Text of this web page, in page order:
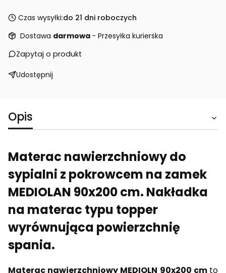
Czas wysyłki:do 21 dni roboczych
Dostawa darmowa - Przesyłka kurierska
Zapytaj o produkt
Udostępnij
Opis
Materac nawierzchniowy do
sypialni z pokrowcem na zamek
MEDIOLAN 90x200 cm. Nakładka
na materac typu topper
wyrównująca powierzchnię
spania.
Materac nawierzchniowy MEDIOLN 90x200 cm to